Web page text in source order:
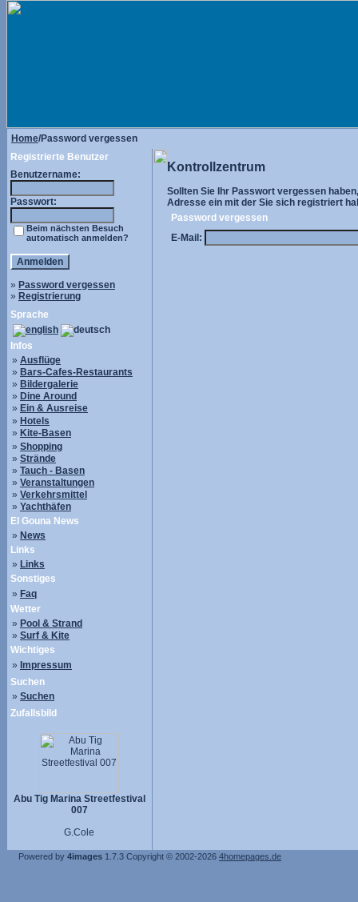
Home/Password vergessen
Registrierte Benutzer
Benutzername:
Passwort:
Beim nächsten Besuch
automatisch anmelden?
» Password vergessen
» Registrierung
Sprache
Infos
» Ausflüge
» Bars-Cafes-Restaurants
» Bildergalerie
» Dine Around
» Ein & Ausreise
» Hotels
» Kite-Basen
» Shopping
» Strände
» Tauch - Basen
» Veranstaltungen
» Verkehrsmittel
» Yachthäfen
El Gouna News
» News
Links
» Links
Sonstiges
» Faq
Wetter
» Pool & Strand
» Surf & Kite
Wichtiges
» Impressum
Suchen
» Suchen
Zufallsbild
Abu Tig Marina Streetfestival
007
G.Cole
Kontrollzentrum
Sollten Sie Ihr Passwort vergessen
Adresse ein mit der Sie sich registriert
Password vergessen
E-Mail:
Powered by 4images 1.7.3 Copyright © 2002-2026 4homepages.de